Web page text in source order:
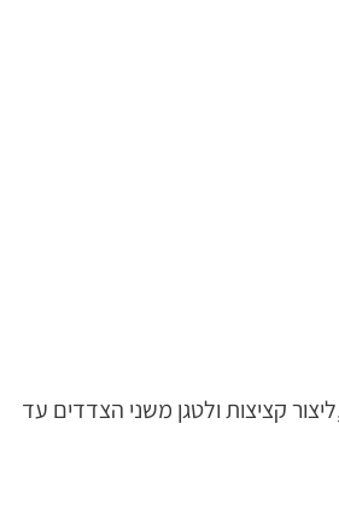
קציצות ולטגן משני הצדדים עד